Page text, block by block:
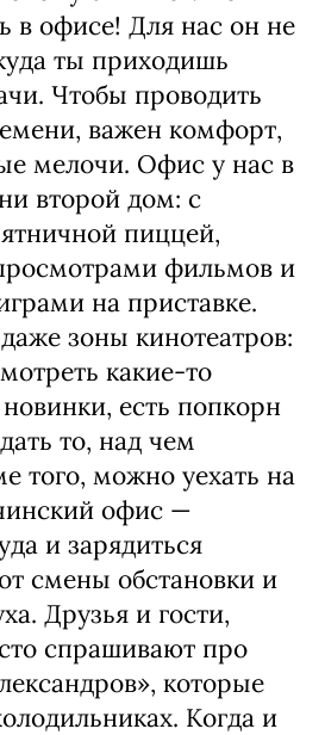
в офисе! Для нас он не
ты приходишь
Чтобы проводить
важен комфорт,
мелочи. Офис у нас в
второй дом: с
пиццей,
фильмов и
на приставке.
зоны кинотеатров:
какие-то
есть попкорн
то, над чем
того, можно уехать на
офис —
и зарядиться
смены обстановки и
Друзья и гости,
спрашивают про
которые
Когда и